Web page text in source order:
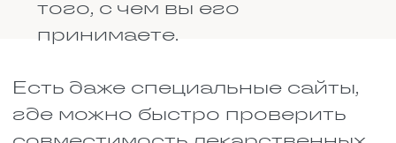
почти не работают. Им нужно не
одну таблетку пить, а две или
есть фермент, который просто
снижает действие препарата.